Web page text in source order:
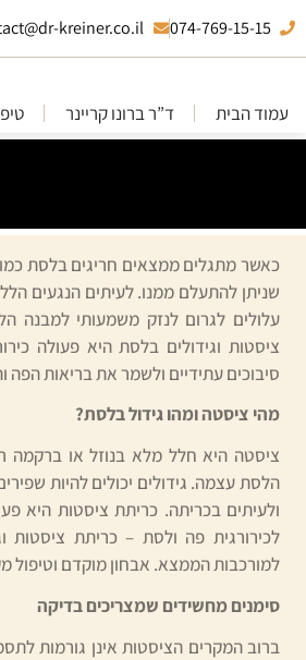
074-769-15-15
kreiner.co.il
עמוד הבית ד”ר ברונו קריינר
כאשר מתגלים ממצאים חריגים בלסת כמו
שניתן להתעלם ממנו. לעיתים הנגעים
עלולים לגרום לנזק משמעותי למבנה
ציסטות וגידולים בלסת היא פעולה
סיבוכים עתידיים ולשמר את בריאות הפה
מהי ציסטה ומהו גידול בלסת?
ציסטה היא חלל מלא בנוזל או ברקמה
הלסת עצמה. גידולים יכולים להיות
ולעיתים בכריתה. כריתת ציסטות היא
לכירורגית פה ולסת – כריתת
למורכבות הממצא. אבחון מוקדם וטיפול
סימנים מחשידים שמצריכים בדיקה
ברוב המקרים הציסטות אינן גורמות